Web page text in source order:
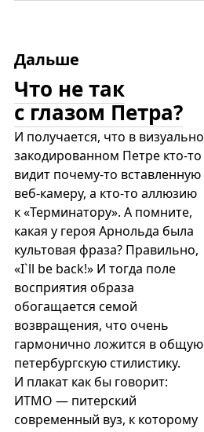
Дальше
Что не так
с глазом Петра?
И получается, что в визуально
закодированном Петре кто-то
видит почему-то вставленную
веб-камеру, а кто-то аллюзию
к «Терминатору». А помните,
какая у героя Арнольда была
культовая фраза? Правильно,
«I`ll be back!» И тогда поле
восприятия образа
обогащается семой
возвращения, что очень
гармонично ложится в общую
петербургскую стилистику.
И плакат как бы говорит:
ИТМО — питерский
современный вуз, к которому